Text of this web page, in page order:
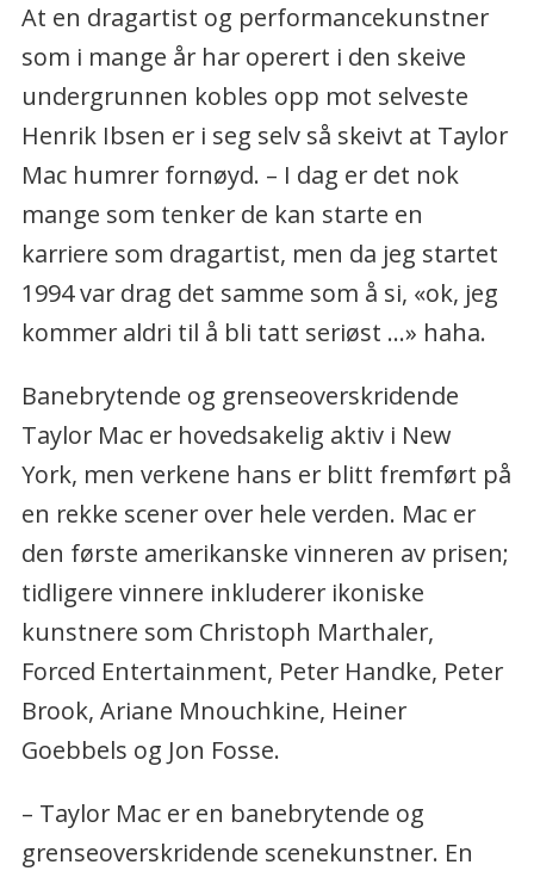
Gjør: Dramatiker, skuespiller, dragartist,
singer-songwriter,
performancekunstner, regissør og
produsent. Har skrevet 17 verk for teater
og vunnet en rekke utmerkelser,
inkludert en MacArthur Fellow, en Tony-
nominasjon og finalist-utnevnelse til
Pulitzer-prisen.
Scarlett.
Aktuell: Vinner av Den Internasjonale
Ibsenprisen 2020. Teaterstykket «HEN»
med Ellen Horn i hovedrollen på
Nationaltheatret som har
norgespremiere 20. januar.
«A 24-Decade History of Popular Music»
på Festspillene i Bergen26. og 27. mai.
taylormac.org
At en dragartist og performancekunstner
som i mange år har operert i den skeive
undergrunnen kobles opp mot selveste
Henrik Ibsen er i seg selv så skeivt at Taylor
Mac humrer fornøyd. – I dag er det nok
mange som tenker de kan starte en
karriere som dragartist, men da jeg startet
1994 var drag det samme som å si, «ok, jeg
kommer aldri til å bli tatt seriøst ...» haha.
Banebrytende og grenseoverskridende
Taylor Mac er hovedsakelig aktiv i New
York, men verkene hans er blitt fremført på
en rekke scener over hele verden. Mac er
den første amerikanske vinneren av prisen;
tidligere vinnere inkluderer ikoniske
kunstnere som Christoph Marthaler,
Forced Entertainment, Peter Handke, Peter
Brook, Ariane Mnouchkine, Heiner
Goebbels og Jon Fosse.
– Taylor Mac er en banebrytende og
grenseoverskridende scenekunstner. En